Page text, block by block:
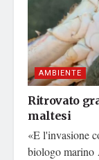
AMBIENTE
Ritrovato
maltesi
«E l'invasione
biologo marino